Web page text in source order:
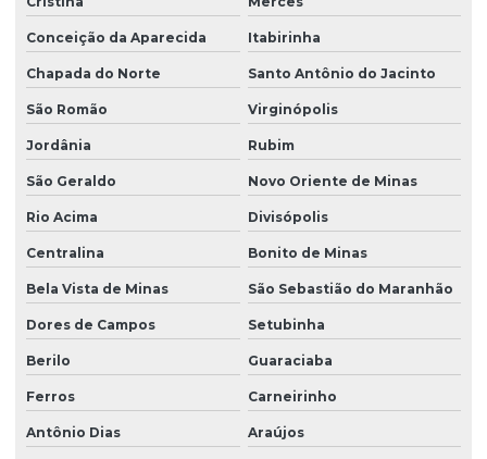
Conceição da Aparecida Itabirinha
Chapada do Norte Santo Antônio do Jacinto
São Romão Virginópolis
Jordânia Rubim
São Geraldo Novo Oriente de Minas
Rio Acima Divisópolis
Centralina Bonito de Minas
Bela Vista de Minas São Sebastião do Maranhão
Dores de Campos Setubinha
Berilo Guaraciaba
Ferros Carneirinho
Antônio Dias Araújos